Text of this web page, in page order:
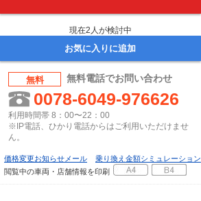
現在2 人が検討中
お気に入りに追加
無料 無料電話でお問い合わせ
0078-6049-976626
利用時間帯 8：00〜22：00
※IP電話、ひかり電話からはご利用いただけませ
ん。
価格変更お知らせメール
乗り換え金額シミュレーション
閲覧中の車両・店舗情報を印刷